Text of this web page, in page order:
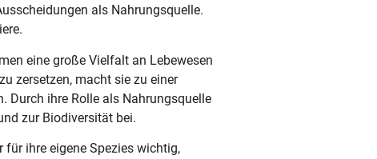
als Nahrungsquelle.
eine große Vielfalt an Lebewesen
zersetzen, macht sie zu einer
Durch ihre Rolle als Nahrungsquelle
zur Biodiversität bei.
für ihre eigene Spezies wichtig,